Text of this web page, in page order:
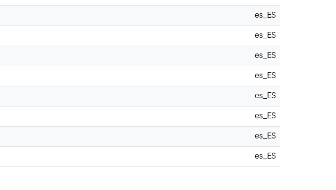
es_ES
es_ES
es_ES
es_ES
es_ES
es_ES
es_ES
es_ES